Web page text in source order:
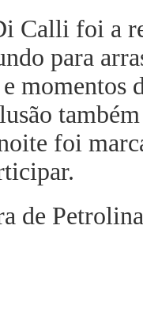
Calli foi a
para
foi
de Petrolina